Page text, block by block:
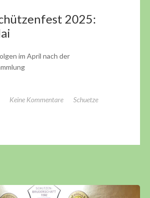
2025:
im April nach der
Keine Kommentare
Schuetze